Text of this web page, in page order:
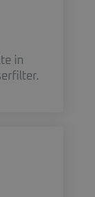
in